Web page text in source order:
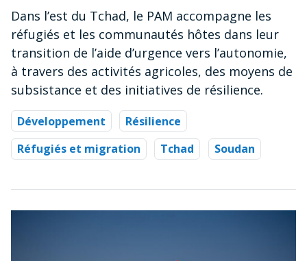
Dans l’est du Tchad, le PAM accompagne les
réfugiés et les communautés hôtes dans leur
transition de l’aide d’urgence vers l’autonomie,
à travers des activités agricoles, des moyens de
subsistance et des initiatives de résilience.
Développement
Résilience
Réfugiés et migration
Tchad Soudan